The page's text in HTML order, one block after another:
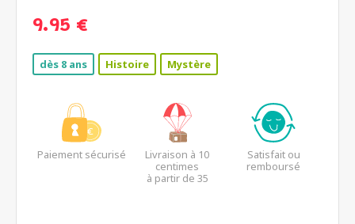
9.95 €
dès 8 ans Histoire Mystère
Paiement sécurisé
Livraison à 10
centimes
à partir de 35
Satisfait ou
remboursé